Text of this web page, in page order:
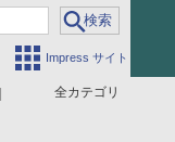
Impress サイト
全カテゴリ